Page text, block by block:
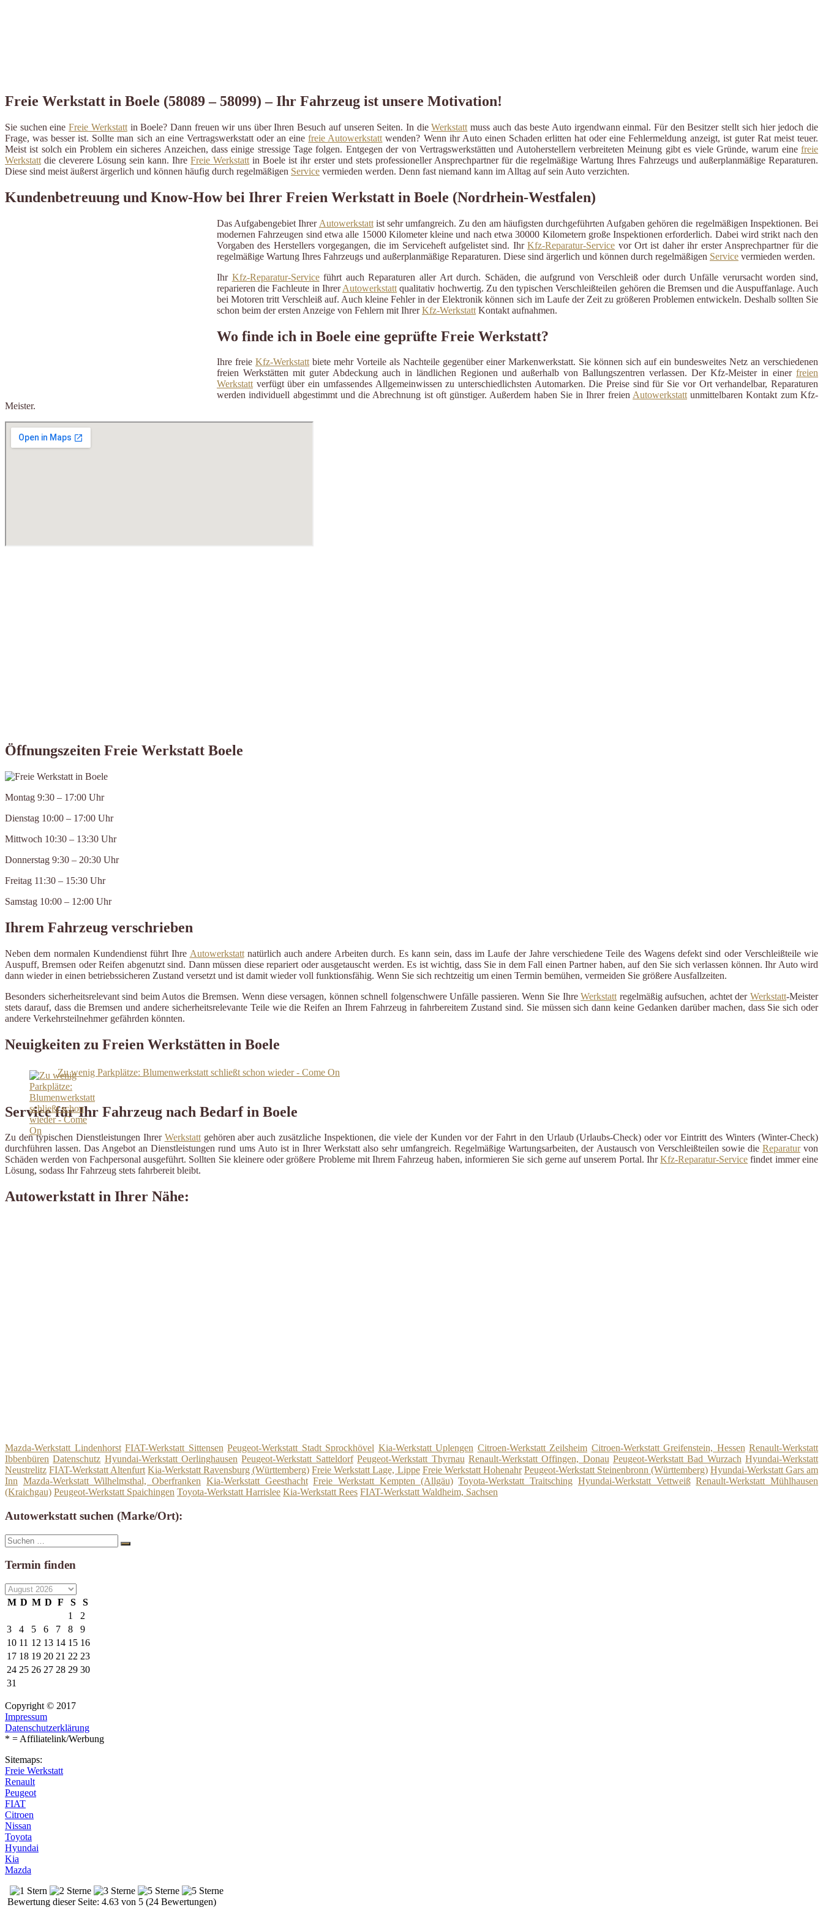
Freie Werkstatt in Boele (58089 – 58099) – Ihr Fahrzeug ist unsere Motivation!
Sie suchen eineFreie Werkstattin Boele? Dann freuen wir uns über Ihren Besuch auf unseren Seiten. In dieWerkstatt muss auch das beste Auto irgendwann einmal. Für den Besitzer stellt sich hier jedoch die
Frage, was besser ist. Sollte man sich an eine Vertragswerkstatt oder an einefreie Autowerkstatt wenden? Wenn ihr Auto einen Schaden erlitten hat oder eine Fehlermeldung anzeigt, ist guter Rat meist teuer.
Meist ist solch ein Problem ein sicheres Anzeichen, dass einige stressige Tage folgen. Entgegen der von Vertragswerkstätten und Autoherstellern verbreiteten Meinung gibt es viele Gründe, warum eine freie
Werkstatt die cleverere Lösung sein kann. IhreFreie Werkstatt in Boele ist ihr erster und stets professioneller Ansprechpartner für die regelmäßige Wartung Ihres Fahrzeugs und außerplanmäßige Reparaturen.
Diese sind meist äußerst ärgerlich und können häufig durch regelmäßigen Service vermieden werden. Denn fast niemand kann im Alltag auf sein Auto verzichten.
Kundenbetreuung und Know-How bei Ihrer Freien Werkstatt in Boele (Nordrhein-Westfalen)
Das Aufgabengebiet Ihrer Autowerkstattist sehr umfangreich. Zu den am häufigsten durchgeführten Aufgaben gehören die regelmäßigen Inspektionen. Bei
modernen Fahrzeugen sind etwa alle 15000 Kilometer kleine und nach etwa 30000 Kilometern große Inspektionen erforderlich. Dabei wird strikt nach den
Vorgaben des Herstellers vorgegangen, die im Serviceheft aufgelistet sind. IhrKfz-Reparatur-Service vor Ort ist daher ihr erster Ansprechpartner für die
regelmäßige Wartung Ihres Fahrzeugs und außerplanmäßige Reparaturen. Diese sind ärgerlich und können durch regelmäßigen Service vermieden werden.
Ihr Kfz-Reparatur-Serviceführt auch Reparaturen aller Art durch. Schäden, die aufgrund von Verschleiß oder durch Unfälle verursacht worden sind,
reparieren die Fachleute in IhrerAutowerkstatt qualitativ hochwertig. Zu den typischen Verschleißteilen gehören die Bremsen und die Auspuffanlage. Auch
bei Motoren tritt Verschleiß auf. Auch kleine Fehler in der Elektronik können sich im Laufe der Zeit zu größeren Problemen entwickeln. Deshalb sollten Sie
schon beim der ersten Anzeige von Fehlern mit IhrerKfz-Werkstatt Kontakt aufnahmen.
Wo finde ich in Boele eine geprüfte Freie Werkstatt?
Ihre freie Kfz-Werkstattbiete mehr Vorteile als Nachteile gegenüber einer Markenwerkstatt. Sie können sich auf ein bundesweites Netz an verschiedenen
freien Werkstätten mit guter Abdeckung auch in ländlichen Regionen und außerhalb von Ballungszentren verlassen. Der Kfz-Meister in einer freien
Werkstattverfügt über ein umfassendes Allgemeinwissen zu unterschiedlichsten Automarken. Die Preise sind für Sie vor Ort verhandelbar, Reparaturen
werden individuell abgestimmt und die Abrechnung ist oft günstiger. Außerdem haben Sie in Ihrer freien Autowerkstattunmittelbaren Kontakt zum Kfz-
Meister.
Öffnungszeiten Freie Werkstatt Boele
Montag 9:30 – 17:00 Uhr
Dienstag 10:00 – 17:00 Uhr
Mittwoch 10:30 – 13:30 Uhr
Donnerstag 9:30 – 20:30 Uhr
Freitag 11:30 – 15:30 Uhr
Samstag 10:00 – 12:00 Uhr
Ihrem Fahrzeug verschrieben
Neben dem normalen Kundendienst führt Ihre Autowerkstattnatürlich auch andere Arbeiten durch. Es kann sein, dass im Laufe der Jahre verschiedene Teile des Wagens defekt sind oder Verschleißteile wie
Auspuff, Bremsen oder Reifen abgenutzt sind. Dann müssen diese repariert oder ausgetauscht werden. Es ist wichtig, dass Sie in dem Fall einen Partner haben, auf den Sie sich verlassen können. Ihr Auto wird
dann wieder in einen betriebssicheren Zustand versetzt und ist damit wieder voll funktionsfähig. Wenn Sie sich rechtzeitig um einen Termin bemühen, vermeiden Sie größere Ausfallzeiten.
Besonders sicherheitsrelevant sind beim Autos die Bremsen. Wenn diese versagen, können schnell folgenschwere Unfälle passieren. Wenn Sie IhreWerkstatt regelmäßig aufsuchen, achtet derWerkstatt-Meister
stets darauf, dass die Bremsen und andere sicherheitsrelevante Teile wie die Reifen an Ihrem Fahrzeug in fahrbereitem Zustand sind. Sie müssen sich dann keine Gedanken darüber machen, dass Sie sich oder
andere Verkehrsteilnehmer gefährden könnten.
Neuigkeiten zu Freien Werkstätten in Boele
Zu wenig Parkplätze: Blumenwerkstatt schließt schon wieder - Come On
Service für Ihr Fahrzeug nach Bedarf in Boele
Zu den typischen Dienstleistungen Ihrer Werkstattgehören aber auch zusätzliche Inspektionen, die viele der Kunden vor der Fahrt in den Urlaub (Urlaubs-Check) oder vor Eintritt des Winters (Winter-Check)
durchführen lassen. Das Angebot an Dienstleistungen rund ums Auto ist in Ihrer Werkstatt also sehr umfangreich. Regelmäßige Wartungsarbeiten, der Austausch von Verschleißteilen sowie die Reparaturvon
Schäden werden von Fachpersonal ausgeführt. Sollten Sie kleinere oder größere Probleme mit Ihrem Fahrzeug haben, informieren Sie sich gerne auf unserem Portal. IhrKfz-Reparatur-Service findet immer eine
Lösung, sodass Ihr Fahrzeug stets fahrbereit bleibt.
Autowerkstatt in Ihrer Nähe:
Mazda-Werkstatt Lindenhorst FIAT-Werkstatt Sittensen Peugeot-Werkstatt Stadt Sprockhövel Kia-Werkstatt Uplengen Citroen-Werkstatt Zeilsheim Citroen-Werkstatt Greifenstein, Hessen Renault-Werkstatt
Ibbenbüren Datenschutz Hyundai-Werkstatt Oerlinghausen Peugeot-Werkstatt Satteldorf Peugeot-Werkstatt Thyrnau Renault-Werkstatt Offingen, Donau Peugeot-Werkstatt Bad Wurzach Hyundai-Werkstatt
Neustrelitz FIAT-Werkstatt Altenfurt Kia-Werkstatt Ravensburg (Württemberg) Freie Werkstatt Lage, Lippe Freie Werkstatt Hohenahr Peugeot-Werkstatt Steinenbronn (Württemberg) Hyundai-Werkstatt Gars am
Inn Mazda-Werkstatt Wilhelmsthal, Oberfranken Kia-Werkstatt Geesthacht Freie Werkstatt Kempten (Allgäu) Toyota-Werkstatt Traitsching Hyundai-Werkstatt Vettweiß Renault-Werkstatt Mühlhausen
(Kraichgau) Peugeot-Werkstatt Spaichingen Toyota-Werkstatt Harrislee Kia-Werkstatt Rees FIAT-Werkstatt Waldheim, Sachsen
Autowerkstatt suchen (Marke/Ort):
Suche
nach:
Suchen
Termin finden
M D M D F S
S
1
2
3
4 5 6 7 8
9
10 11 12 13 14 15 16
17 18 19 20 21 22 23
24 25 26 27 28 29 30
31
Copyright © 2017
Impressum
Datenschutzerklärung
* = Affiliatelink/Werbung
Sitemaps:
Freie Werkstatt
Renault
Peugeot
FIAT
Citroen
Nissan
Toyota
Hyundai
Kia
Mazda
Bewertung dieser Seite: 4.63 von 5 (24 Bewertungen)